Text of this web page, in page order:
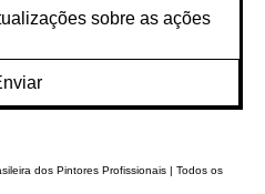
sobre as ações
dos Pintores Profissionais | Todos os